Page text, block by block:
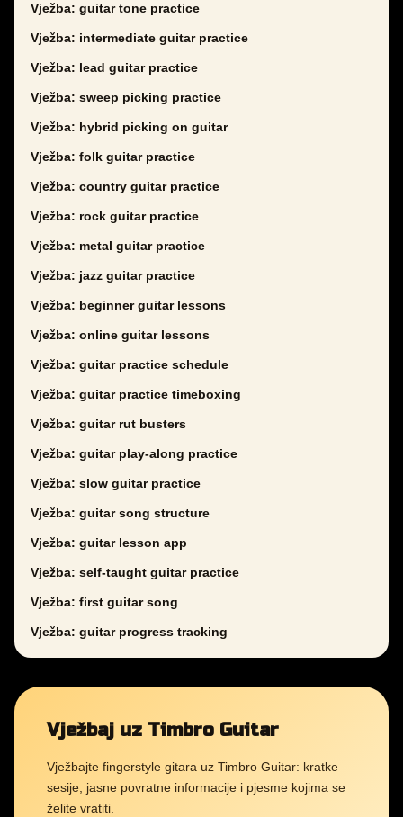
Vježba: guitar tone practice
Vježba: intermediate guitar practice
Vježba: lead guitar practice
Vježba: sweep picking practice
Vježba: hybrid picking on guitar
Vježba: folk guitar practice
Vježba: country guitar practice
Vježba: rock guitar practice
Vježba: metal guitar practice
Vježba: jazz guitar practice
Vježba: beginner guitar lessons
Vježba: online guitar lessons
Vježba: guitar practice schedule
Vježba: guitar practice timeboxing
Vježba: guitar rut busters
Vježba: guitar play-along practice
Vježba: slow guitar practice
Vježba: guitar song structure
Vježba: guitar lesson app
Vježba: self-taught guitar practice
Vježba: first guitar song
Vježba: guitar progress tracking
Vježbaj uz Timbro Guitar
Vježbajte fingerstyle gitara uz Timbro Guitar: kratke
sesije, jasne povratne informacije i pjesme kojima se
želite vratiti.